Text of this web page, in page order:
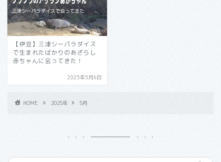
【伊豆】三津シーパラダイス
で生まれたばかりのあざらし
赤ちゃんに会ってきた！
2025年5月6日
HOME 2025年 5月